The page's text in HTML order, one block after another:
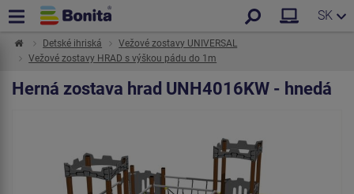
SK
Detské ihriská
Vežové zostavy UNIVERSAL
Vežové zostavy HRAD s výškou pádu do 1m
Herná zostava hrad UNH4016KW - hnedá